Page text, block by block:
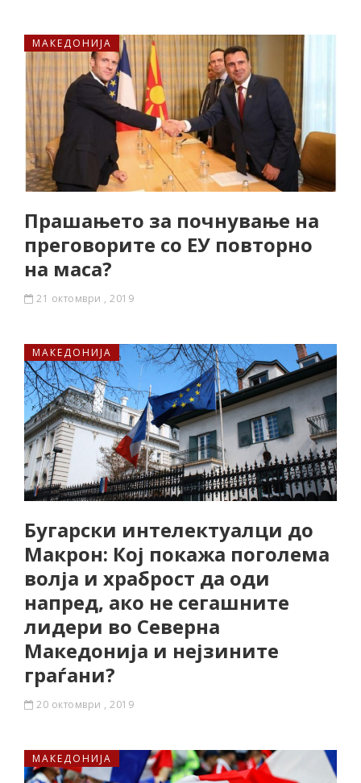
МАКЕДОНИЈА
Прашањето за почнување на
преговорите со ЕУ повторно
на маса?
21 октомври , 2019
МАКЕДОНИЈА
Бугарски интелектуалци до
Макрон: Кој покажа поголема
волја и храброст да оди
напред, ако не сегашните
лидери во Северна
Македонија и нејзините
граѓани?
20 октомври , 2019
МАКЕДОНИЈА